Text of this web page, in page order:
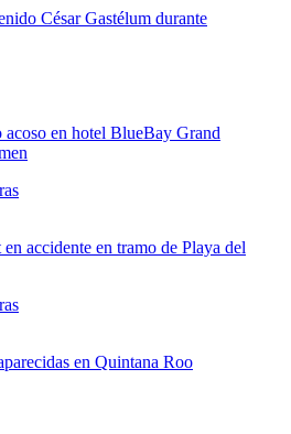
César Gastélum durante
acoso en hotel BlueBay Grand
accidente en tramo de Playa del
en Quintana Roo